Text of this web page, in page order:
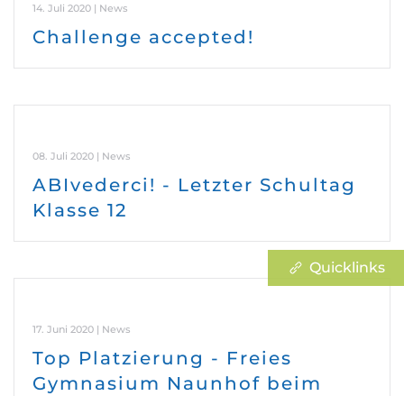
14. Juli 2020 | News
Challenge accepted!
08. Juli 2020 | News
ABIvederci! - Letzter Schultag
Klasse 12
17. Juni 2020 | News
Top Platzierung - Freies
Gymnasium Naunhof beim
Quicklinks